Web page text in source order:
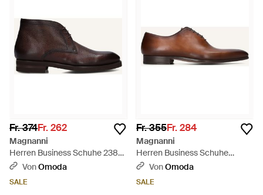
Fr. 374Fr. 262
Magnanni
Herren Business Schuhe 23801
- Schwarz
VonOmoda
SALE
Fr. 355Fr. 284
Magnanni
Herren Business Schuhe
23806 - Schwarz
VonOmoda
SALE